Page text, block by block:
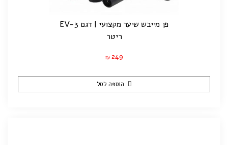
פן מייבש שיער מקצועי | דגם EV-3
ריטר
₪ 249
הוספה לסל